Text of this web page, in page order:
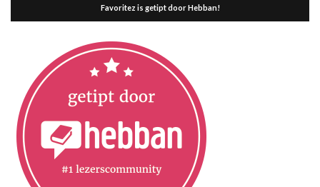
Favoritez is getipt door Hebban!